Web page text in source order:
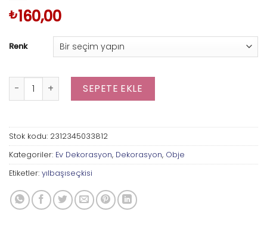
₺160,00
Renk
Kare Küçük Mum adetSEPETE EKLE
Stok kodu: 2312345033812
Kategoriler: Ev Dekorasyon, Dekorasyon, Obje
Etiketler: yılbaşıseçkisi